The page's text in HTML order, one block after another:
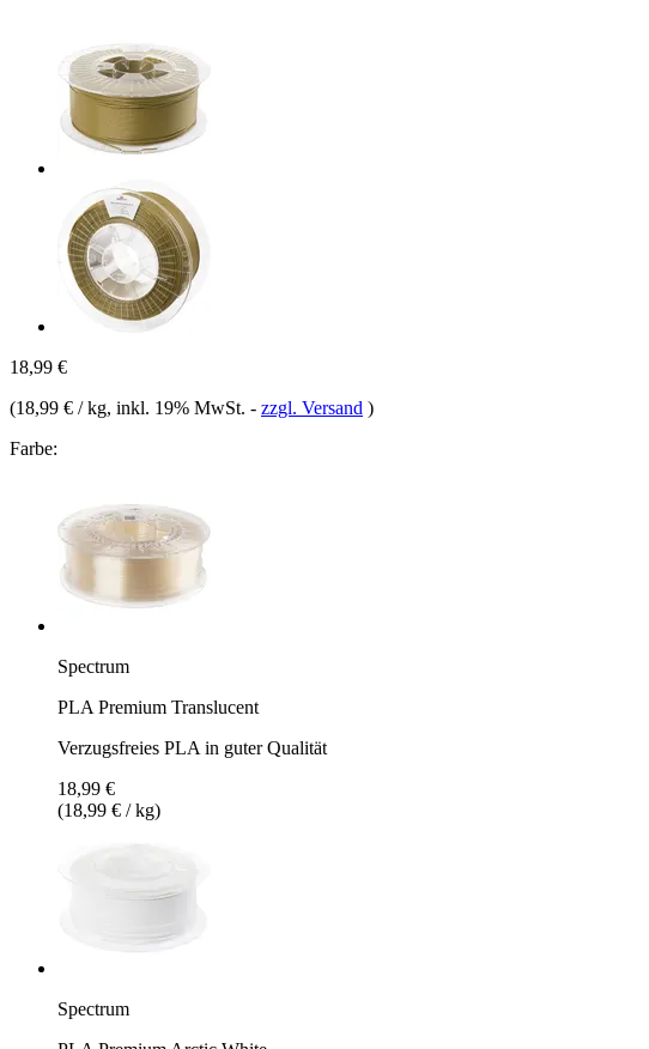
18,99 €
(18,99 € / kg, inkl. 19% MwSt. - zzgl. Versand )
Farbe:
Spectrum
PLA Premium Translucent
Verzugsfreies PLA in guter Qualität
18,99 €
(18,99 € / kg)
Spectrum